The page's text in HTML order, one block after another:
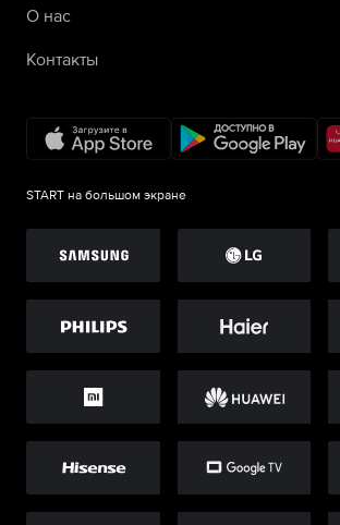
О нас
Контакты
START на большом экране